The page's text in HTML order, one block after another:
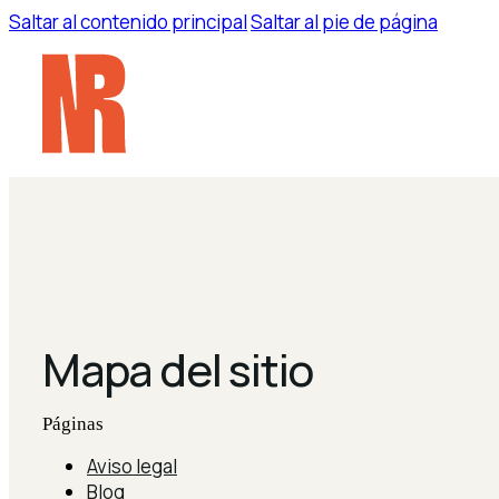
Saltar al contenido principalSaltar al pie de página
WORK
Mapa del sitio
Páginas
Aviso legal
Blog